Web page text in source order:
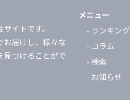
イトです。
お届けし、様々な
見つけることがで
メニュー
- ランキング
- コラム
- 検索
- お知らせ